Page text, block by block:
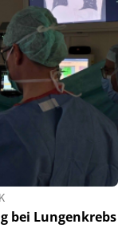
bei Lungenkrebs